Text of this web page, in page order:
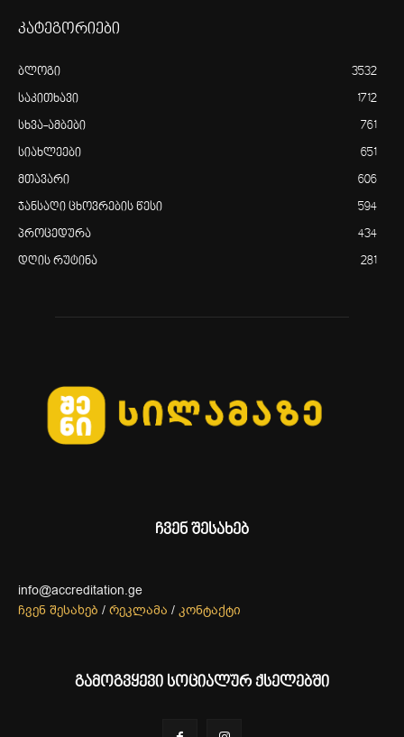
კატეგორიები
ბლოგი 3532
საკითხავი 1712
სხვა-ამბები 761
სიახლეები 651
მთავარი 606
ჯანსაღი ცხოვრების წესი 594
პროცედურა 434
დღის რუტინა 281
ჩვენ შესახებ
info@accreditation.ge
ჩვენ შესახებ / რეკლამა / კონტაქტი
გამოგვყევი სოციალურ ქსელებში